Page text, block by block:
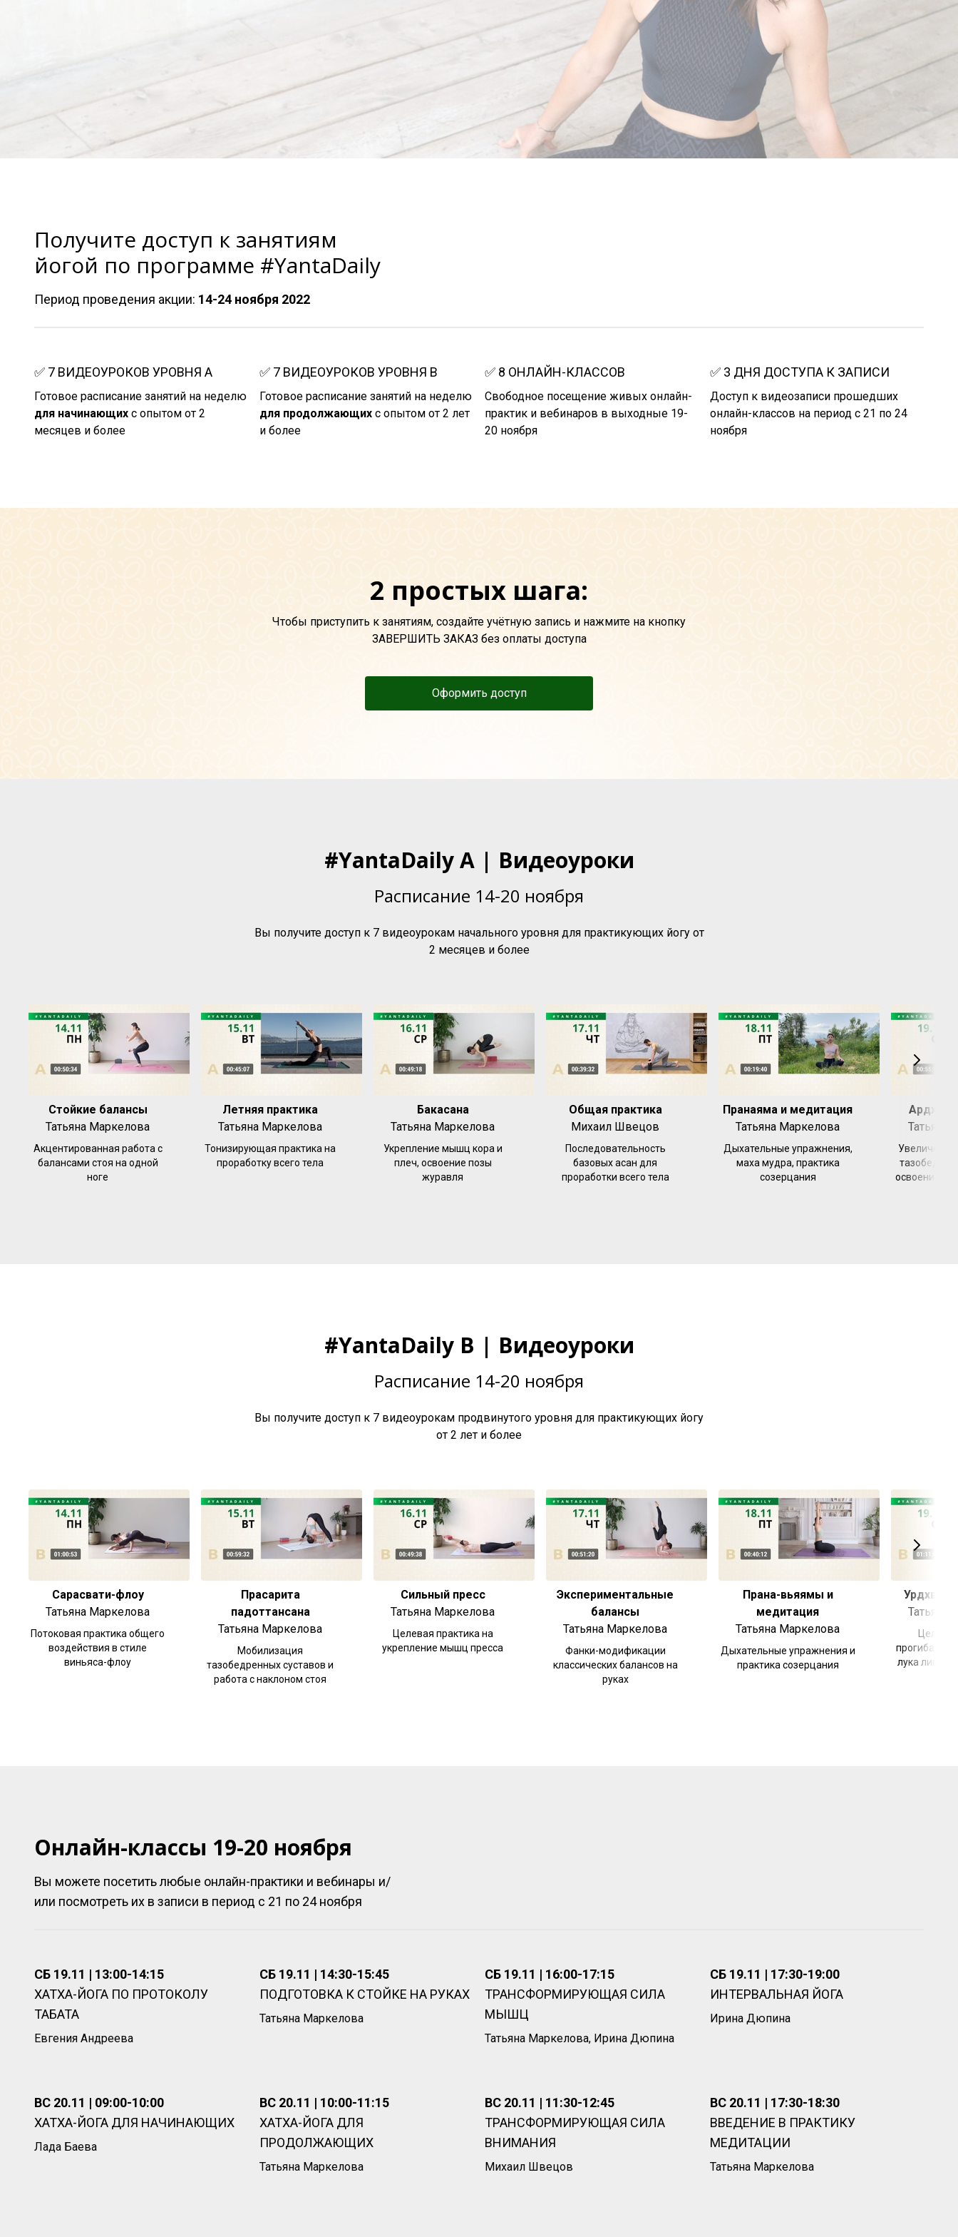
Получите доступ к занятиям
йогой по программе #YantaDaily
Период проведения акции: 14-24 ноября 2022
✅ 7 ВИДЕОУРОКОВ УРОВНЯ А
Готовое расписание занятий на неделю
для начинающих с опытом от 2
месяцев и более
✅ 7 ВИДЕОУРОКОВ УРОВНЯ B
Готовое расписание занятий на неделю
для продолжающих с опытом от 2 лет
и более
✅ 8 ОНЛАЙН-КЛАССОВ
Свободное посещение живых онлайн-
практик и вебинаров в выходные 19-
20 ноября
✅ 3 ДНЯ ДОСТУПА К ЗАПИСИ
Доступ к видеозаписи прошедших
онлайн-классов на период с 21 по 24
ноября
2 простых шага:
Чтобы приступить к занятиям, создайте учётную запись и нажмите на кнопку
ЗАВЕРШИТЬ ЗАКАЗ без оплаты доступа
Оформить доступ
#YantaDaily A | Видеоуроки
Расписание 14-20 ноября
Вы получите доступ к 7 видеоурокам начального уровня для практикующих йогу от
2 месяцев и более
Стойкие балансы
Татьяна Маркелова
Акцентированная работа с
балансами стоя на одной
ноге
Летняя практика
Татьяна Маркелова
Тонизирующая практика на
проработку всего тела
Бакасана
Татьяна Маркелова
Укрепление мышц кора и
плеч, освоение позы
журавля
Общая практика
Михаил Швецов
Последовательность
базовых асан для
проработки всего тела
Пранаяма и медитация
Татьяна Маркелова
Дыхательные упражнения,
маха мудра, практика
созерцания
Ардха
Татьяна
освоение
#YantaDaily B | Видеоуроки
Расписание 14-20 ноября
Вы получите доступ к 7 видеоурокам продвинутого уровня для практикующих йогу
от 2 лет и более
Сарасвати-флоу
Татьяна Маркелова
Потоковая практика общего
воздействия в стиле
виньяса-флоу
Прасарита
падоттансана
Татьяна Маркелова
Мобилизация
тазобедренных суставов и
работа с наклоном стоя
Сильный пресс
Татьяна Маркелова
Целевая практика на
укрепление мышц пресса
Экспериментальные
балансы
Татьяна Маркелова
Фанки-модификации
классических балансов на
руках
Прана-вьяямы и
медитация
Татьяна Маркелова
Дыхательные упражнения и
практика созерцания
Урдхва
Татьяна
прогибами,
лука лицом
Онлайн-классы 19-20 ноября
Вы можете посетить любые онлайн-практики и вебинары и/
или посмотреть их в записи в период с 21 по 24 ноября
СБ 19.11 | 13:00-14:15
ХАТХА-ЙОГА ПО ПРОТОКОЛУ
ТАБАТА
Евгения Андреева
СБ 19.11 | 14:30-15:45
ПОДГОТОВКА К СТОЙКЕ НА РУКАХ
Татьяна Маркелова
СБ 19.11 | 16:00-17:15
ТРАНСФОРМИРУЮЩАЯ СИЛА
МЫШЦ
Татьяна Маркелова, Ирина Дюпина
СБ 19.11 | 17:30-19:00
ИНТЕРВАЛЬНАЯ ЙОГА
Ирина Дюпина
ВС 20.11 | 09:00-10:00
ХАТХА-ЙОГА ДЛЯ НАЧИНАЮЩИХ
Лада Баева
ВС 20.11 | 10:00-11:15
ХАТХА-ЙОГА ДЛЯ
ПРОДОЛЖАЮЩИХ
Татьяна Маркелова
ВС 20.11 | 11:30-12:45
ТРАНСФОРМИРУЮЩАЯ СИЛА
ВНИМАНИЯ
Михаил Швецов
ВС 20.11 | 17:30-18:30
ВВЕДЕНИЕ В ПРАКТИКУ
МЕДИТАЦИИ
Татьяна Маркелова